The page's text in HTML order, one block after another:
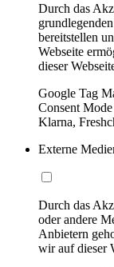
Durch das
bereitstellen
Webseite
dieser
Google Tag
Consent
Klarna,
Externe
Durch das
oder andere
Anbietern
wir auf dieser